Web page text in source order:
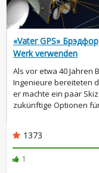
«Vater GPS»
Werk verwenden
Als vor etwa 40 Jahren
Ingenieure bereiteten
er machte ein paar
zukünftige Optionen
1373
1